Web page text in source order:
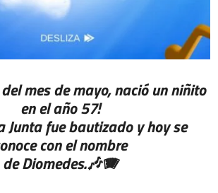
mes de mayo, nació un niñito
en el año 57!
Junta fue bautizado y hoy se
con el nombre
de Diomedes.🎶🪗